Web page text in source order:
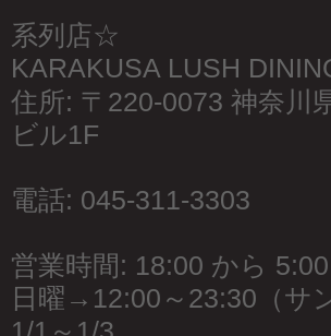
系列店☆
KARAKUSA LUSH
住所: 〒220-0073 神奈川
ビル1F
電話: 045-311-3303
営業時間: 18:00 から 5:00
日曜→12:00～23:30（サ